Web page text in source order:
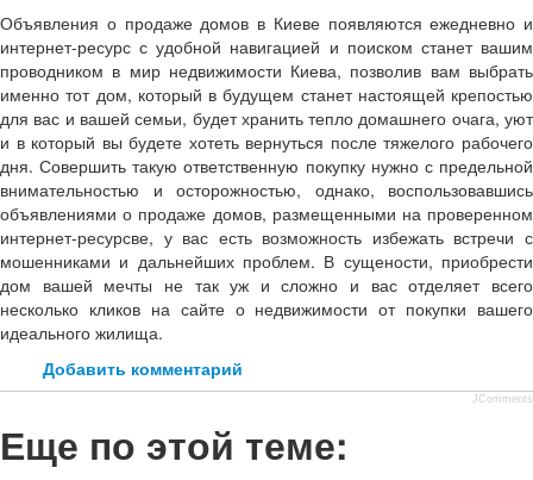
Объявления о продаже домов в Киеве появляются ежедневно и
интернет-ресурс с удобной навигацией и поиском станет вашим
проводником в мир недвижимости Киева, позволив вам выбрать
именно тот дом, который в будущем станет настоящей крепостью
для вас и вашей семьи, будет хранить тепло домашнего очага, уют
и в который вы будете хотеть вернуться после тяжелого рабочего
дня. Совершить такую ответственную покупку нужно с предельной
внимательностью и осторожностью, однако, воспользовавшись
объявлениями о продаже домов, размещенными на проверенном
интернет-ресурсве, у вас есть возможность избежать встречи с
мошенниками и дальнейших проблем. В сущености, приобрести
дом вашей мечты не так уж и сложно и вас отделяет всего
несколько кликов на сайте о недвижимости от покупки вашего
идеального жилища.
Добавить комментарий
JComments
Еще по этой теме: